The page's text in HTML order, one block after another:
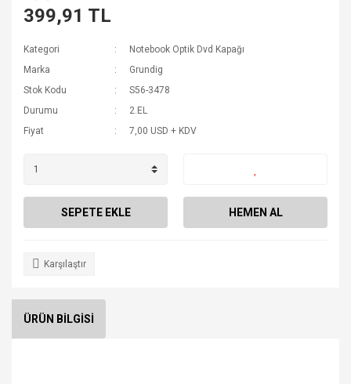
399,91 TL
Kategori
Notebook Optik Dvd Kapağı
Marka
Grundig
Stok Kodu
S56-3478
Durumu
2.EL
Fiyat
7,00 USD + KDV
SEPETE EKLE HEMEN AL
Karşılaştır
ÜRÜN BİLGİSİ